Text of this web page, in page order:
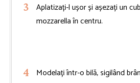
Aplatizați-l ușor și așezați un
mozzarella în centru.
Modelați într-o bilă, sigilând